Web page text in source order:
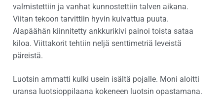
valmistettiin ja vanhat kunnostettiin talven aikana.
Viitan tekoon tarvittiin hyvin kuivattua puuta.
Alapäähän kiinnitetty ankkurikivi painoi toista sataa
kiloa. Viittakorit tehtiin neljä senttimetriä leveistä
päreistä.
Luotsin ammatti kulki usein isältä pojalle. Moni aloitti
uransa luotsioppilaana kokeneen luotsin opastamana.